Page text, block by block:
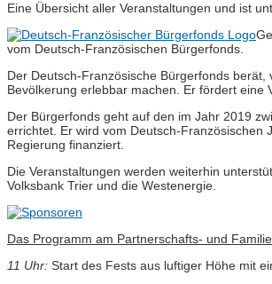
Eine Übersicht aller Veranstaltungen und ist
vom Deutsch-Französischen Bürgerfonds.
Der Deutsch-Französische Bürgerfonds
Bevölkerung erlebbar machen. Er fördert eine
Der Bürgerfonds geht auf den im Jahr 2019
errichtet. Er wird vom Deutsch-Französischen
Regierung finanziert.
Die Veranstaltungen werden weiterhin
Volksbank Trier und die Westenergie.
Das Programm am Partnerschafts- und
11 Uhr: Start des Fests aus luftiger Höhe mit